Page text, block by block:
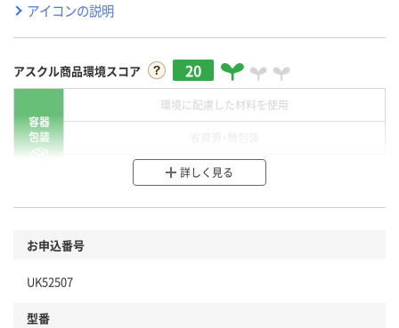
アイコンの説明
アスクル商品環境スコア 20
容器
包装
環境に配慮した材料を使用
分別・リサイクルしやすい設計
本体
詳しく見る
お申込番号
UK52507
型番